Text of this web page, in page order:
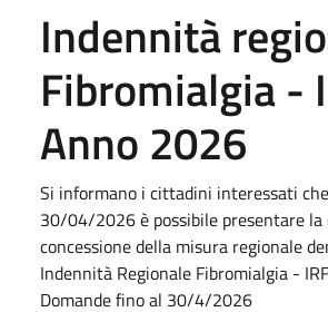
Indennità
Fibromialgia -
Anno 2026
Si informano i cittadini interessati
30/04/2026 è possibile presentare la
concessione della misura regionale
Indennità Regionale Fibromialgia -
Domande fino al 30/4/2026